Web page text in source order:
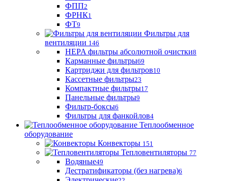
ФПП2
ФРНК1
ФТ9
Фильтры для
вентиляции 146
HEPA фильтры абсолютной очистки8
Карманные фильтры69
Картриджи для фильтров10
Кассетные фильтры23
Компактные фильтры17
Панельные фильтры9
Фильтр-боксы6
Фильтры для фанкойлов4
Теплообменное
оборудование
Конвекторы 151
Тепловентиляторы 77
Водяные49
Дестратификаторы (без нагрева)6